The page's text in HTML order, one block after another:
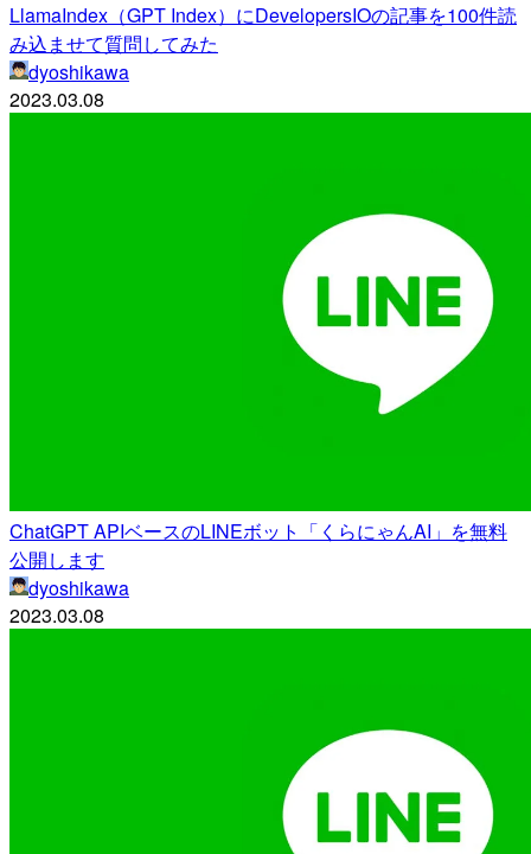
LlamaIndex（GPT Index）にDevelopersIOの記事を100件読
み込ませて質問してみた
dyoshikawa
2023.03.08
ChatGPT APIベースのLINEボット「くらにゃんAI」を無料
公開します
dyoshikawa
2023.03.08